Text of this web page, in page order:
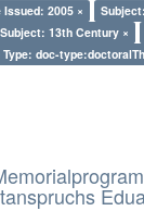
Issued: 2005 ×
Subject: 13th Century ×
doc-